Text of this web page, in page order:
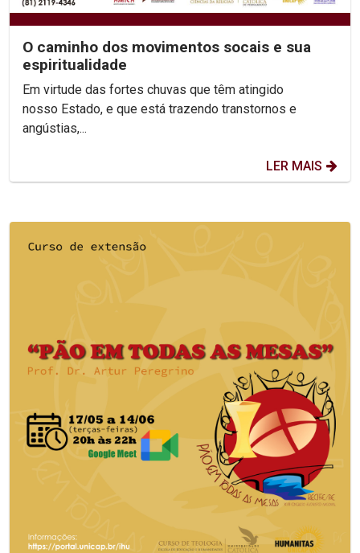
O caminho dos movimentos socais e sua
espiritualidade
Em virtude das fortes chuvas que têm atingido
nosso Estado, e que está trazendo transtornos e
angústias,...
LER MAIS